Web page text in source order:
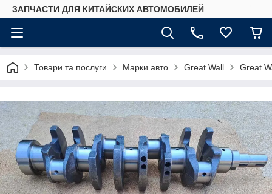
ЗАПЧАСТИ ДЛЯ КИТАЙСКИХ АВТОМОБИЛЕЙ
Товари та послуги Марки авто Great Wall Great